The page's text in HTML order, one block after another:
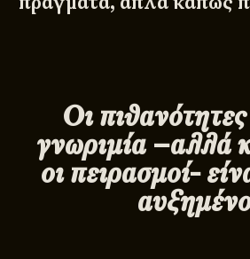
Οι
γνωριμία –αλλά
οι πειρασμοί-